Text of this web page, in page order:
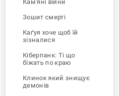
Кам'яні війни
Зошит смерті
Каґуя хоче щоб їй
зізналися
Кіберпанк: Ті що
біжать по краю
Клинок який знищує
демонів